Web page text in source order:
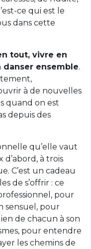
ce qui est le
dans cette
tout, vivre en
ensemble.
à de nouvelles
quand on est
depuis des
qu’elle vaut
d’abord, à trois
C’est un cadeau
de s’offrir : ce
pour
sensuel, pour
de chacun à son
pour entendre
les chemins de